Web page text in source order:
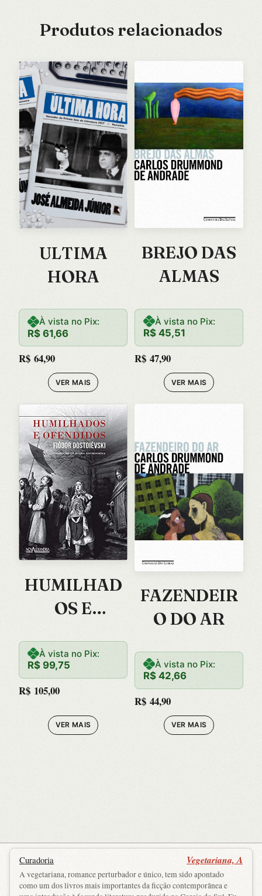
Produtos relacionados
ULTIMA
HORA
À vista no Pix:
R$ 61,66
R$ 64,90
VER MAIS
BREJO DAS
ALMAS
À vista no Pix:
R$ 45,51
R$ 47,90
VER MAIS
HUMILHAD
OS E
–
À vista no Pix:
R$ 99,75
R$ 105,00
VER MAIS
FAZENDEIR
O DO AR
À vista no Pix:
R$ 42,66
R$ 44,90
VER MAIS
Curadoria Vegetariana, A
A vegetariana, romance perturbador e único, tem sido apontado
como um dos livros mais importantes da ficção contemporânea e